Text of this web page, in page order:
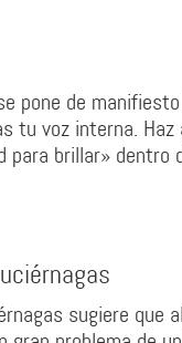
pone de
tu voz interna.
para brillar» dentro
sugiere